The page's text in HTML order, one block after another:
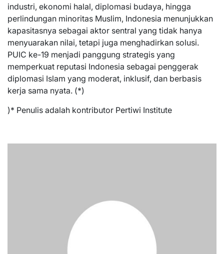
industri, ekonomi halal, diplomasi budaya, hingga
perlindungan minoritas Muslim, Indonesia menunjukkan
kapasitasnya sebagai aktor sentral yang tidak hanya
menyuarakan nilai, tetapi juga menghadirkan solusi.
PUIC ke-19 menjadi panggung strategis yang
memperkuat reputasi Indonesia sebagai penggerak
diplomasi Islam yang moderat, inklusif, dan berbasis
kerja sama nyata. (*)
)* Penulis adalah kontributor Pertiwi Institute